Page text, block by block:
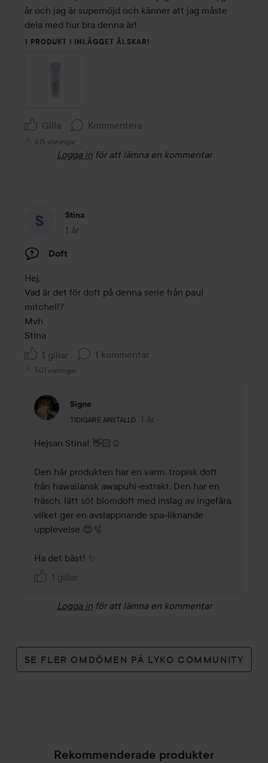
år och jag är supernöjd och känner att jag måste
dela med hur bra denna är!
1 PRODUKT I INLÄGGET ÄLSKAR!
Gilla Kommentera
615 visningar
Logga in för att lämna en kommentar
Stina
1 år
Inlägget skapades 1 år
Doft
Hej,
Vad är det för doft på denna serie från paul
mitchell?
Mvh
Stina
1 gillar
1 kommentar
501 visningar
Signe
TIDIGARE ANSTÄLLD
Användarens roll: Tidigare anställd.
1 år
Kommentaren lades 1 år
Hejsan Stina! 👋🏻☺️
Den här produkten har en varm, tropisk doft
från hawaiiansk awapuhi-extrakt. Den har en
fräsch, lätt söt blomdoft med inslag av ingefära,
vilket ger en avslappnande spa-liknande
upplevelse 😍🫧
Ha det bäst! ✨
1 gillar
Logga in för att lämna en kommentar
SE FLER OMDÖMEN PÅ LYKO COMMUNITY
Rekommenderade produkter